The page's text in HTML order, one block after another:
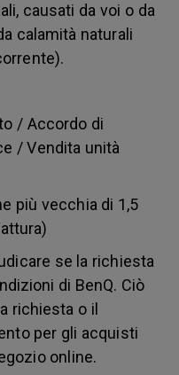
causati da voi o da
calamità naturali
/ Accordo di
/ Vendita unità
più vecchia di 1,5
se la richiesta
di BenQ. Ciò
richiesta o il
per gli acquisti
online.